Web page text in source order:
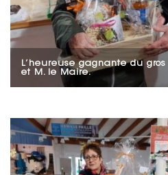
L’heureuse gagnante du
et M. le Maire.